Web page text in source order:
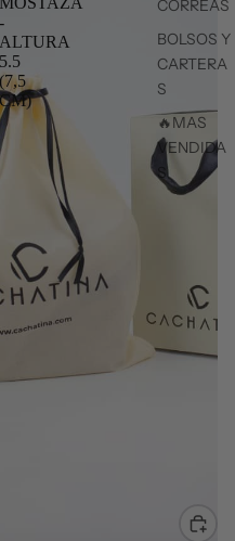
CORREAS
BOLSOS Y
CARTERA
S
🔥MAS
VENDIDA
S
-
ALTURA
5.5
(7,5
CM)